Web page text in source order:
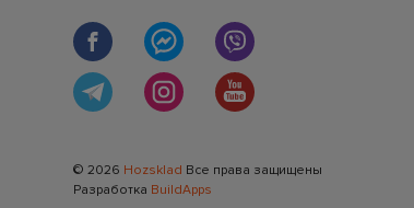
© 2026 Hozsklad Все права защищены
Разработка BuildApps